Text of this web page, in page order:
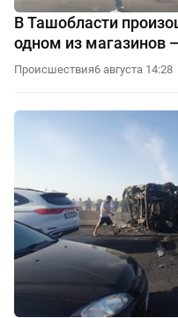
В Ташобласти
одном из магазинов
Происшествия6 августа 14:28